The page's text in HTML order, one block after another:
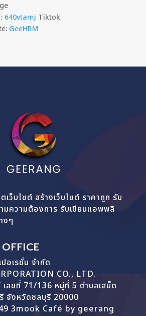
640vtamj Tiktok
GeeHRM
เว็บไซต์ สร้างเว็บไซต์ ราคาถูก รับ
มความต้องการ รับเขียนแอพพลิ
งๆ
อเรชั่น จำกัด
CO., LTD.
เลขที่ 71/136 หมู่ที่ 5 ตำบลเสม็ด
จังหวัดชลบุรี 20000
49 3mook Café by geerang